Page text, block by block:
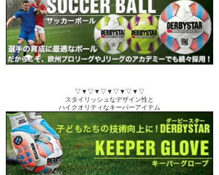
▽▼▽▼▽▼▽▼▽▼▽
スタイリッシュなデザイン性と
ハイクオリティなキーパーアイテム